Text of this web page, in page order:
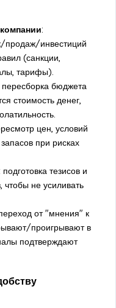
:
продаж/инвестиций
(санкции,
тарифы).
пересборка бюджета
стоимость денег,
цен, условий
при рисках
подготовка тезисов и
не усиливать
от "мнения" к
проигрывают в
подтверждают